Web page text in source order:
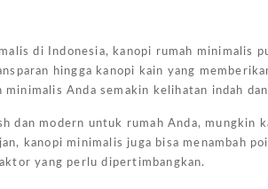
di Indonesia, kanopi rumah minimalis
hingga kanopi kain yang
minimalis Anda semakin kelihatan indah
dan modern untuk rumah Anda,
kanopi minimalis juga bisa menambah
yang perlu dipertimbangkan.